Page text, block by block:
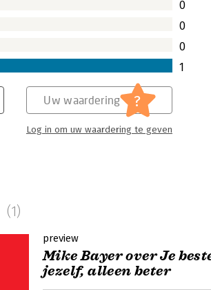
0
0
0
1
Uw waardering ?
Log in om uw waardering te geven
(1)
preview
Mike Bayer over Je
jezelf, alleen beter